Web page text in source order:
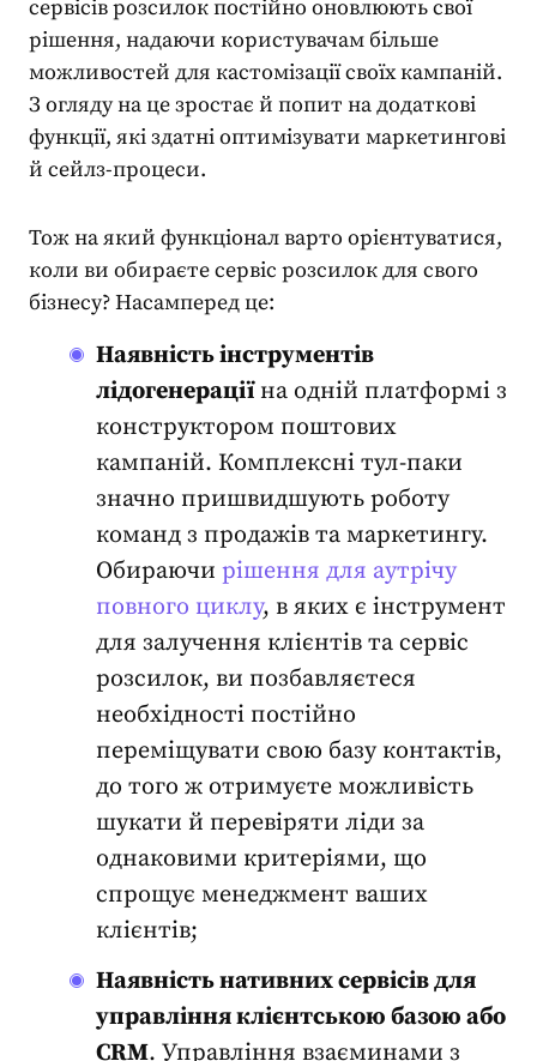
сервісів розсилок постійно оновлюють свої
рішення, надаючи користувачам більше
можливостей для кастомізації своїх кампаній.
З огляду на це зростає й попит на додаткові
функції, які здатні оптимізувати маркетингові
й сейлз-процеси.
Тож на який функціонал варто орієнтуватися,
коли ви обираєте сервіс розсилок для свого
бізнесу? Насамперед це:
Наявність інструментів
лідогенераціїна одній платформі з
конструктором поштових
кампаній. Комплексні тул-паки
значно пришвидшують роботу
команд з продажів та маркетингу.
Обираючи рішення для аутрічу
повного циклу, в яких є інструмент
для залучення клієнтів та сервіс
розсилок, ви позбавляєтеся
необхідності постійно
переміщувати свою базу контактів,
до того ж отримуєте можливість
шукати й перевіряти ліди за
однаковими критеріями, що
спрощує менеджмент ваших
клієнтів;
Наявність нативних сервісів для
управління клієнтською базою або
CRM. Управління взаєминами з